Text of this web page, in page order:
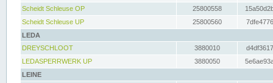
Scheidt Schleuse OP
25800558
Scheidt Schleuse UP
25800560
LEDA
DREYSCHLOOT
3880010
LEDASPERRWERK UP
3880050
LEINE